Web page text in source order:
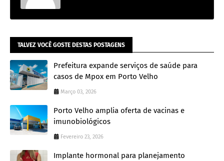
TALVEZ VOCÊ GOSTE DESTAS POSTAGENS
Prefeitura expande serviços de saúde para
casos de Mpox em Porto Velho
Março 03, 2026
Porto Velho amplia oferta de vacinas e
imunobiológicos
Fevereiro 23, 2026
Implante hormonal para planejamento